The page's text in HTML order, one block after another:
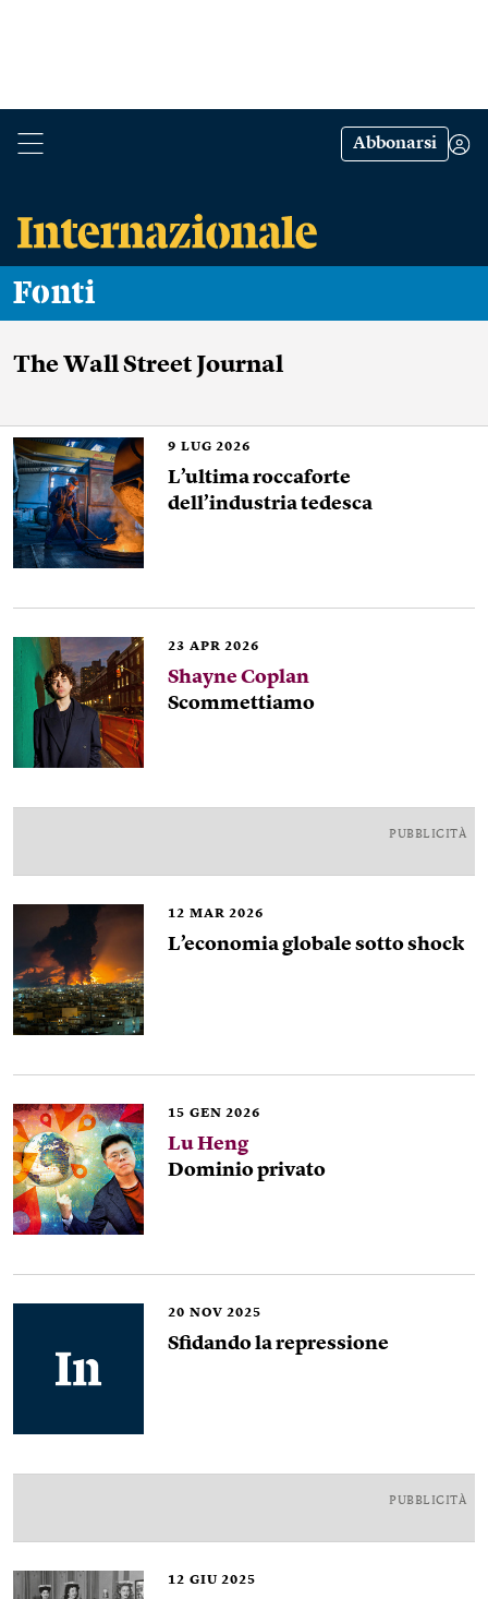
Abbonarsi
Fonti
The Wall Street Journal
9 LUG 2026
L’ultima roccaforte
dell’industria tedesca
23 APR 2026
Shayne Coplan
Scommettiamo
PUBBLICITÀ
12 MAR 2026
L’economia globale sotto shock
15 GEN 2026
Lu Heng
Dominio privato
20 NOV 2025
Sfidando la repressione
PUBBLICITÀ
12 GIU 2025